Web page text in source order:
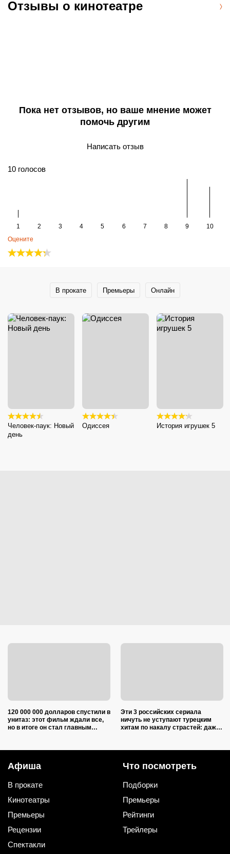
Отзывы о кинотеатре
Пока нет отзывов, но ваше мнение может
помочь другим
Написать отзыв
10 голосов
1 2 3 4 5 6 7 8 9
10
Оцените
В прокате Премьеры Онлайн
Человек-паук: Новый
день
Одиссея История игрушек 5
120 000 000 долларов спустили в
унитаз: этот фильм ждали все,
но в итоге он стал главным
Эти 3 российских сериала
ничуть не уступают турецким
хитам по накалу страстей: даже
Афиша
В прокате
Кинотеатры
Премьеры
Рецензии
Спектакли
Что посмотреть
Подборки
Премьеры
Рейтинги
Трейлеры